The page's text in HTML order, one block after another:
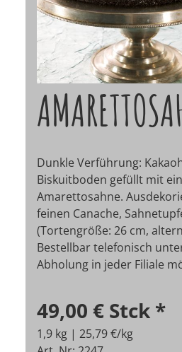
Dunkle Verführung:
Biskuitboden gefüllt mit
Amarettosahne.
feinen Canache,
(Tortengröße: 26 cm,
Bestellbar telefonisch
Abholung in jeder Filiale
49,00 € Stck *
1,9 kg | 25,79 €/kg